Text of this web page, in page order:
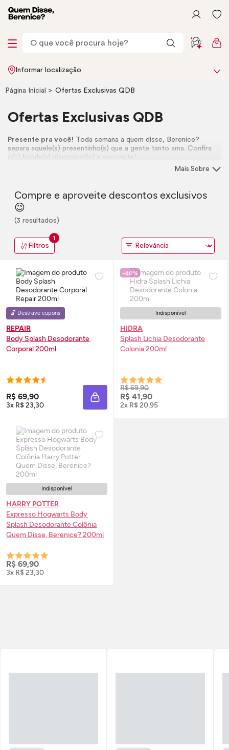
Informar localização
Página Inicial Ofertas Exclusivas QDB
Ofertas Exclusivas QDB
Presente pra você! Toda semana a quem disse, Berenice?
separa aquele(s) presentinho(s) que a gente tanto ama. Confira
o(s) brinde(s) disponível(is) e aproveite!
Mais Sobre
Compre e aproveite descontos exclusivos
😉
(3 resultados)
Filtros
1
🔓 Destrave cupons
REPAIR
Body Splash Desodorante
Corporal 200ml
R$ 69,90
3x R$ 23,30 ADICIONAR À SACOLA
-40%
Indisponível
HIDRA
Splash Lichia Desodorante
Colonia 200ml
R$ 69,90
R$ 41,90
2x R$ 20,95
Indisponível
HARRY POTTER
Expresso Hogwarts Body
Splash Desodorante Colônia
Quem Disse, Berenice? 200ml
R$ 69,90
3x R$ 23,30